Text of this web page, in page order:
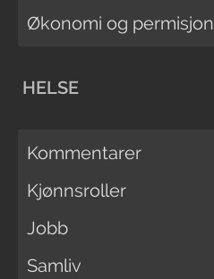
Økonomi og permisjon
HELSE
Kommentarer
Kjønnsroller
Jobb
Samliv